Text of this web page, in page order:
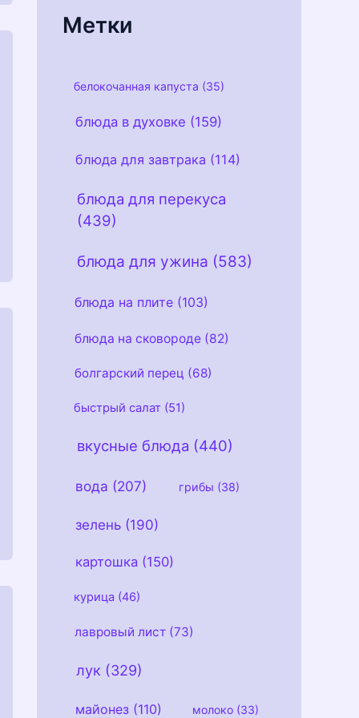
Метки
белокочанная капуста (35)
блюда в духовке (159)
блюда для завтрака (114)
блюда для перекуса
(439)
блюда для ужина (583)
блюда на плите (103)
блюда на сковороде (82)
болгарский перец (68)
быстрый салат (51)
вкусные блюда (440)
вода (207) грибы (38)
зелень (190)
картошка (150)
курица (46)
лавровый лист(73)
лук (329)
майонез(110) молоко(33)